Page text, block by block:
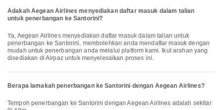
Adakah Aegean Airlines menyediakan daftar masuk dalam talian
untuk penerbangan ke Santorini?
Ya, Aegean Airlines menyediakan daftar masuk dalam talian untuk
penerbangan ke Santorini, membolehkan anda mendaftar masuk dengan
mudah untuk penerbangan anda melalui platform kami. Ikut arahan yang
disediakan di Airpaz untuk menyelesaikan proses ini.
Berapa lamakah penerbangan ke Santorini dengan Aegean Airlines?
Tempoh penerbangan ke Santorini dengan Aegean Airlines adalah sekitar